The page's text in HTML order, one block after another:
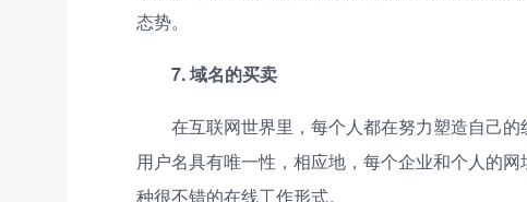
态势。
7. 域名的买卖
在互联网世界里，每个人都在努力塑造自己
用户名具有唯一性，相应地，每个企业和个人的
种很不错的在线工作形式。